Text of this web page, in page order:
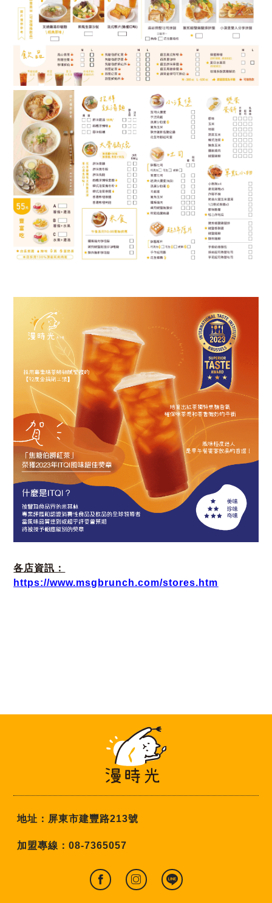
各店資訊：
https://www.msgbrunch.com/stores.htm
地址：屏東市建豐路213號
加盟專線：08-7365057